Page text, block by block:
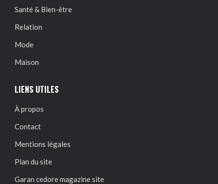
Santé & Bien-être
Relation
Mode
Maison
LIENS UTILES
À propos
Contact
Mentions légales
Plan du site
Garan cedore magazine site